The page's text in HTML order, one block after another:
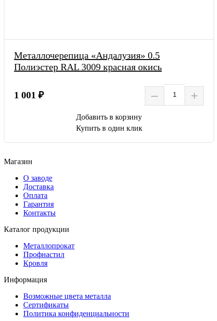
Металлочерепица «Андалузия» 0.5
Полиэстер RAL 3009 красная окись
1 001 ₽ – +
Добавить в корзину
Купить в один клик
Магазин
О заводе
Доставка
Оплата
Гарантия
Контакты
Каталог продукции
Металлопрокат
Профнастил
Кровля
Информация
Возможные цвета металла
Сертификаты
Политика конфиденциальности